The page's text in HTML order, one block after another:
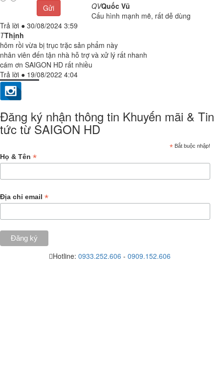
Gửi
QVQuốc Vũ
Cấu hình mạnh mẽ, rất dễ dùng
Trả lời ● 30/08/2024 3:59
TThịnh
hôm rồi vừa bị trục trặc sản phẩm này
nhân viên đến tận nhà hỗ trợ và xử lý rất nhanh
cám ơn SAIGON HD rất nhiều
Trả lời ● 19/08/2022 4:04
Đăng ký nhận thông tin Khuyến mãi & Tin
tức từ SAIGON HD
* Bắt buộc nhập!
Họ & Tên *
Địa chỉ email *
Hotline: 0933.252.606 - 0909.152.606